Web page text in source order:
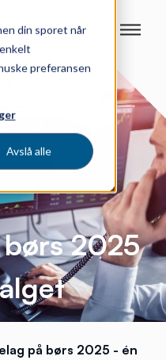
din sporet når
preferansen
Avslå alle
2025
på børs 2025 - én